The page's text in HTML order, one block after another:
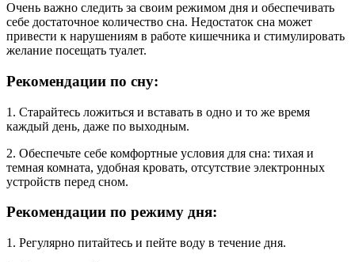
Очень важно следить за своим режимом дня и обеспечивать
себе достаточное количество сна. Недостаток сна может
привести к нарушениям в работе кишечника и стимулировать
желание посещать туалет.
Рекомендации по сну:
1. Старайтесь ложиться и вставать в одно и то же время
каждый день, даже по выходным.
2. Обеспечьте себе комфортные условия для сна: тихая и
темная комната, удобная кровать, отсутствие электронных
устройств перед сном.
Рекомендации по режиму дня:
1. Регулярно питайтесь и пейте воду в течение дня.